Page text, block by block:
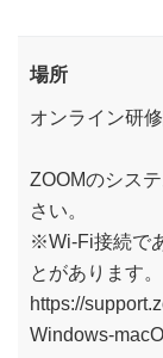
場所
オンライン研
ZOOMのシス
さい。
※Wi-Fi接続で
とがあります。
https://
Windows-